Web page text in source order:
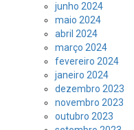
junho 2024
maio 2024
abril 2024
março 2024
fevereiro 2024
janeiro 2024
dezembro 2023
novembro 2023
outubro 2023